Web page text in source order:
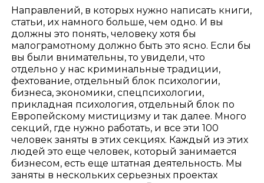
Направлений, в которых нужно написать книги,
статьи, их намного больше, чем одно. И вы
должны это понять, человеку хотя бы
малограмотному должно быть это ясно. Если бы
вы были внимательны, то увидели, что
отдельно у нас криминальные традиции,
фехтование, отдельный блок психологии,
бизнеса, экономики, спецпсихологии,
прикладная психология, отдельный блок по
Европейскому мистицизму и так далее. Много
секций, где нужно работать, и все эти 100
человек заняты в этих секциях. Каждый из этих
людей это еще человек, который занимается
бизнесом, есть еще штатная деятельность. Мы
заняты в нескольких серьезных проектах